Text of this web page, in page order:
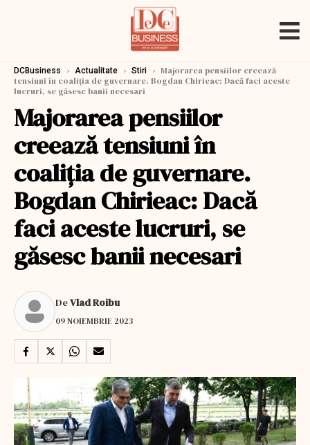
DCBusiness › Actualitate › Stiri › Majorarea pensiilor creează
tensiuni în coaliţia de guvernare. Bogdan Chirieac: Dacă faci aceste
lucruri, se găsesc banii necesari
Majorarea pensiilor
creează tensiuni în
coaliţia de guvernare.
Bogdan Chirieac: Dacă
faci aceste lucruri, se
găsesc banii necesari
DeVlad Roibu
09 NOIEMBRIE 2023